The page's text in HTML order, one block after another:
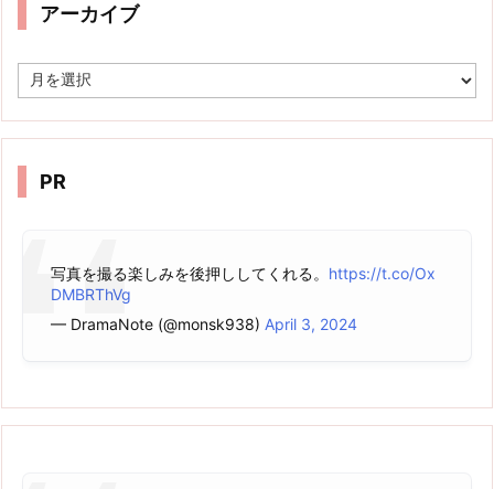
アーカイブ
ー
イ
PR
写真を撮る楽しみを後押ししてくれる。 https://t.co/Ox
DMBRThVg
— DramaNote (@monsk938) April 3, 2024